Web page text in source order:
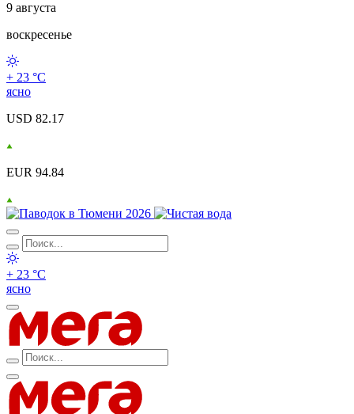
9 августа
воскресенье
+ 23 °С
ясно
USD 82.17
EUR 94.84
+ 23 °С
ясно